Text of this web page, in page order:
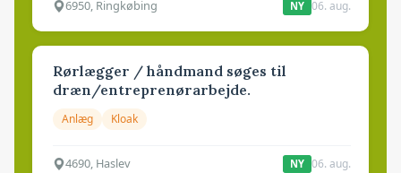
6950, Ringkøbing NY 06. aug.
Rørlægger / håndmand søges til
dræn/entreprenørarbejde.
Anlæg Kloak
4690, Haslev NY 06. aug.